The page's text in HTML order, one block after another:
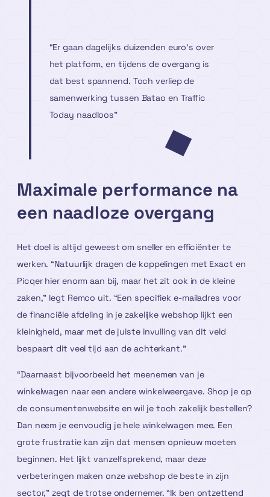
“Er gaan dagelijks duizenden euro’s over
het platform, en tijdens de overgang is
dat best spannend. Toch verliep de
samenwerking tussen Batao en Traffic
Today naadloos”
Maximale performance na
een naadloze overgang
Het doel is altijd geweest om sneller en efficiënter te
werken. “Natuurlijk dragen de koppelingen met Exact en
Picqer hier enorm aan bij, maar het zit ook in de kleine
zaken,” legt Remco uit. “Een specifiek e-mailadres voor
de financiële afdeling in je zakelijke webshop lijkt een
kleinigheid, maar met de juiste invulling van dit veld
bespaart dit veel tijd aan de achterkant.”
“Daarnaast bijvoorbeeld het meenemen van je
winkelwagen naar een andere winkelweergave. Shop je op
de consumentenwebsite en wil je toch zakelijk bestellen?
Dan neem je eenvoudig je hele winkelwagen mee. Een
grote frustratie kan zijn dat mensen opnieuw moeten
beginnen. Het lijkt vanzelfsprekend, maar deze
verbeteringen maken onze webshop de beste in zijn
sector,” zegt de trotse ondernemer. “Ik ben ontzettend